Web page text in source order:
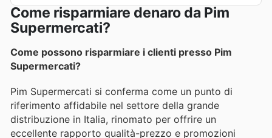
Come risparmiare denaro da Pim
Supermercati?
Come possono risparmiare i clienti presso Pim
Supermercati?
Pim Supermercati si conferma come un punto di
riferimento affidabile nel settore della grande
distribuzione in Italia, rinomato per offrire un
eccellente rapporto qualità-prezzo e promozioni